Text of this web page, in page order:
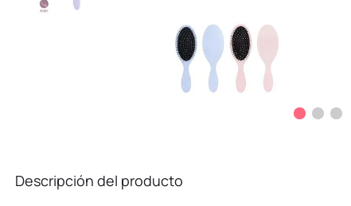
Descripción del producto